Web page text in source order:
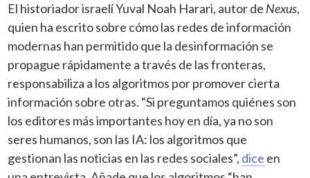
El historiador israelí Yuval Noah Harari, autor de Nexus,
quien ha escrito sobre cómo las redes de información
modernas han permitido que la desinformación se
propague rápidamente a través de las fronteras,
responsabiliza a los algoritmos por promover cierta
información sobre otras. “Si preguntamos quiénes son
los editores más importantes hoy en día, ya no son
seres humanos, son las IA: los algoritmos que
gestionan las noticias en las redes sociales”, dice en